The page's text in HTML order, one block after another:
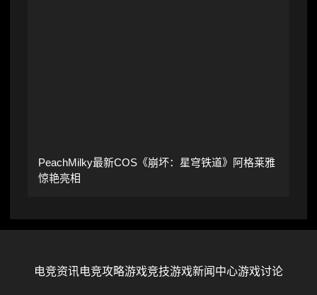
PeachMilky最新COS《崩坏：星穹铁道》阿格莱雅
惊艳亮相
电竞资讯电竞攻略游戏竞技游戏新闻中心游戏讨论